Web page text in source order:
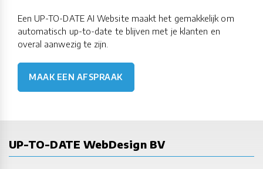
Een UP-TO-DATE AI Website maakt het gemakkelijk om
automatisch up-to-date te blijven met je klanten en
overal aanwezig te zijn.
MAAK EEN AFSPRAAK
UP-TO-DATE WebDesign BV